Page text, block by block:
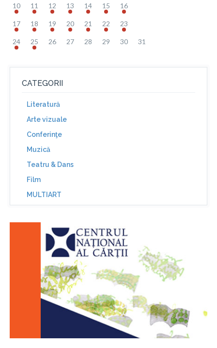
10 11 12 13 14 15 16
17 18 19 20 21 22 23
24 25 26 27 28 29 30 31
CATEGORII
Literatură
Arte vizuale
Conferinţe
Muzică
Teatru & Dans
Film
MULTIART